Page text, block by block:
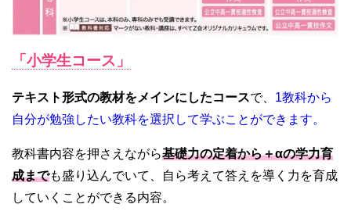
「小学生コース」
テキスト形式の教材をメインにしたコースで、 1教科から
自分が勉強したい教科を選択して学ぶことができます。
教科書内容を押さえながら基礎力の定着から＋αの学力育
成までも盛り込んでいて、自ら考えて答えを導く力を育成
していくことができる内容。